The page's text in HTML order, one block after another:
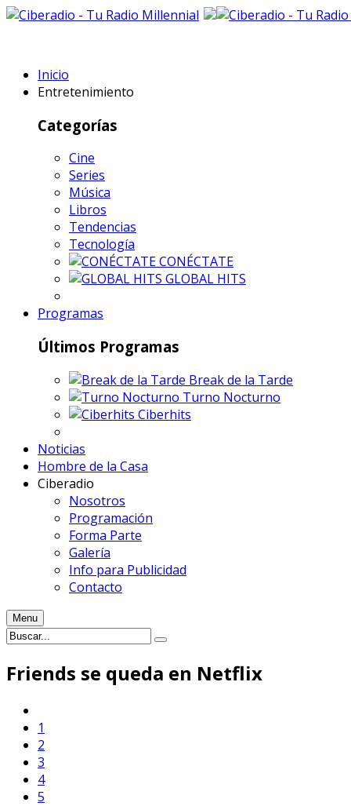
Inicio
Entretenimiento
Categorías
Cine
Series
Música
Libros
Tendencias
Tecnología
CONÉCTATE
GLOBAL HITS
Programas
Últimos Programas
Break de la Tarde
Turno Nocturno
Ciberhits
Noticias
Hombre de la Casa
Ciberadio
Nosotros
Programación
Forma Parte
Galería
Info para Publicidad
Contacto
Menu
Friends se queda en Netflix
1
2
3
4
5